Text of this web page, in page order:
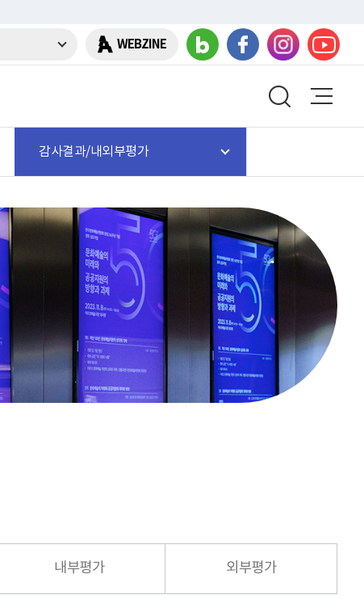
WEBZINE
감사결과/내외부평가
내부평가 외부평가